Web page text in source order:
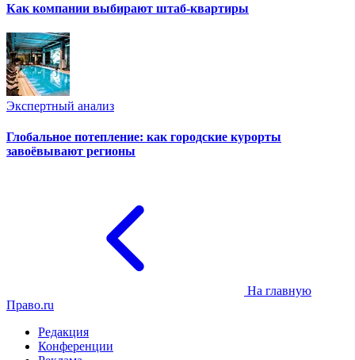
Как компании выбирают штаб-квартиры
Экспертный анализ
Глобальное потепление: как городские курорты
завоёвывают регионы
На главную
Право.ru
Редакция
Конференции